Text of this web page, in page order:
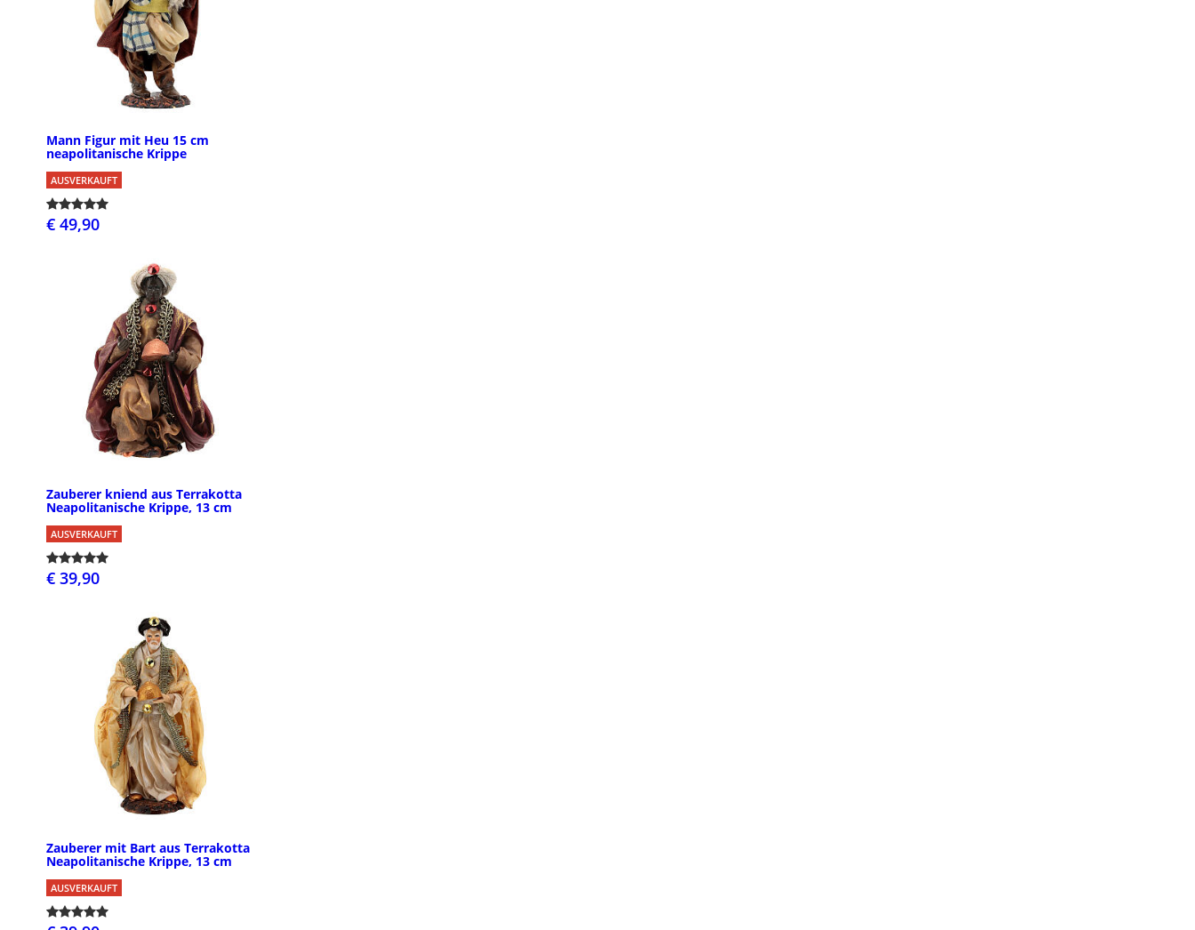
Mann Figur mit Heu 15 cm
neapolitanische Krippe
AUSVERKAUFT
€ 49,90
Zauberer kniend aus Terrakotta
Neapolitanische Krippe, 13 cm
AUSVERKAUFT
€ 39,90
Zauberer mit Bart aus Terrakotta
Neapolitanische Krippe, 13 cm
AUSVERKAUFT